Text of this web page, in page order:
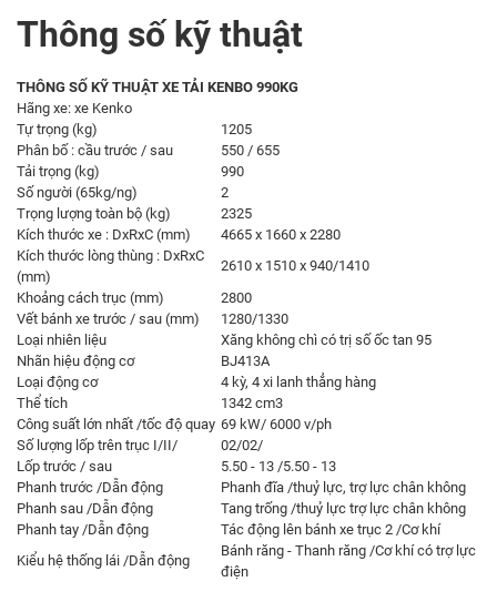
Thông số kỹ thuật
THÔNG SỐ KỸ THUẬT XE TẢI KENBO 990KG
Hãng xe: xe Kenko
Tự trọng (kg)
1205
Phân bố : cầu trước / sau
550 / 655
Tải trọng (kg)
990
Số người (65kg/ng)
2
Trọng lượng toàn bộ (kg)
2325
Kích thước xe : DxRxC (mm)
4665 x 1660 x 2280
Kích thước lòng thùng : DxRxC
(mm)
2610 x 1510 x 940/1410
Khoảng cách trục (mm)
2800
Vết bánh xe trước / sau (mm)
1280/1330
Loại nhiên liệu
Xăng không chì có trị số ốc tan 95
Nhãn hiệu động cơ
BJ413A
Loại động cơ
4 kỳ, 4 xi lanh thẳng hàng
Thể tích
1342 cm3
Công suất lớn nhất /tốc độ quay 69 kW/ 6000 v/ph
Số lượng lốp trên trục I/II/
02/02/
Lốp trước / sau
5.50 - 13 /5.50 - 13
Phanh trước /Dẫn động
Phanh đĩa /thuỷ lực, trợ lực chân không
Phanh sau /Dẫn động
Tang trống /thuỷ lực trợ lực chân không
Phanh tay /Dẫn động
Tác động lên bánh xe trục 2 /Cơ khí
Kiểu hệ thống lái /Dẫn động
Bánh răng - Thanh răng /Cơ khí có trợ lực
điện